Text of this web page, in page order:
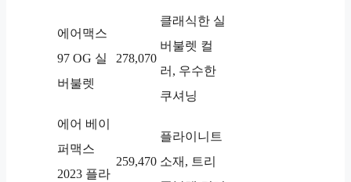
에어맥스
97 OG 실
버불렛
278,070
클래식한 실
버불렛 컬
러, 우수한
쿠셔닝
에어 베이
퍼맥스
2023 플라
259,470
플라이니트
소재, 트리